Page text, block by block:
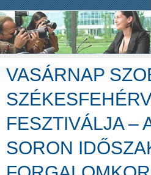
VASÁRNAP
FESZTIVÁLJA –
SORON